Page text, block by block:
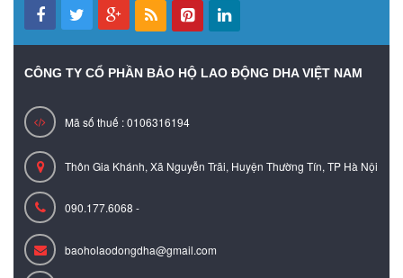
CÔNG TY CỔ PHẦN BẢO HỘ LAO ĐỘNG DHA VIỆT NAM
Mã số thuế : 0106316194
Thôn Gia Khánh, Xã Nguyễn Trãi, Huyện Thường Tín, TP Hà Nội
090.177.6068 -
baoholaodongdha@gmail.com